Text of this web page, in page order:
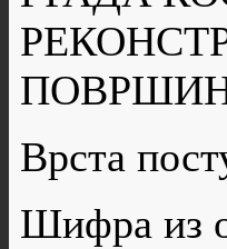
Врста
Шифра из